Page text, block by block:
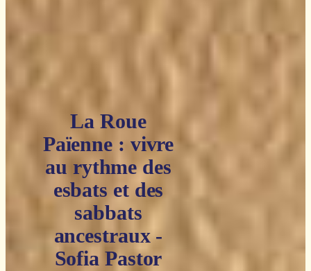
La Roue
Païenne : vivre
au rythme des
esbats et des
sabbats
ancestraux -
Sofia Pastor